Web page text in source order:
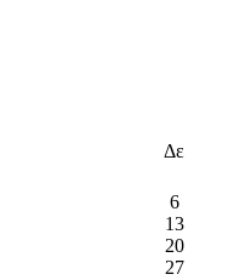
Δε
6
13
20
27